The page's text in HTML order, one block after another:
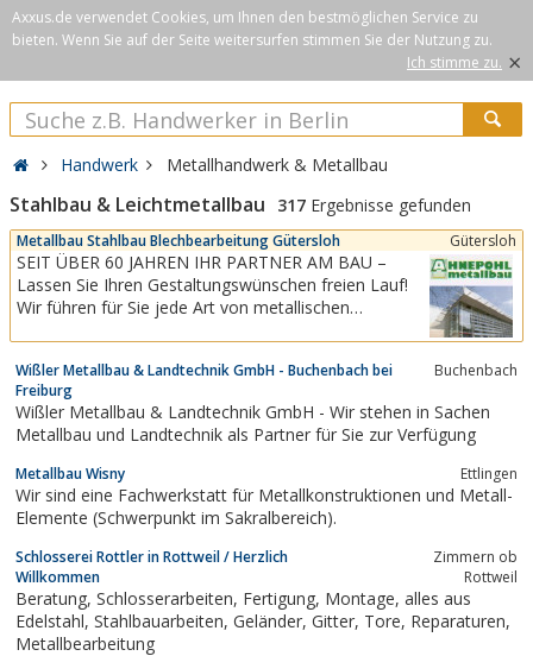
Axxus.de verwendet Cookies, um Ihnen den bestmöglichen Service zu
bieten. Wenn Sie auf der Seite weitersurfen stimmen Sie der Nutzung zu.
Ich stimme zu. ×
Handwerk Metallhandwerk & Metallbau
Stahlbau & Leichtmetallbau 317 Ergebnisse gefunden
Metallbau Stahlbau Blechbearbeitung Gütersloh Gütersloh
SEIT ÜBER 60 JAHREN IHR PARTNER AM BAU –
Lassen Sie Ihren Gestaltungswünschen freien Lauf!
Wir führen für Sie jede Art von metallischen
konstruierten Spezialanfertigung.Anregungen und
Wißler Metallbau & Landtechnik GmbH - Buchenbach bei
Freiburg
Buchenbach
Wißler Metallbau & Landtechnik GmbH - Wir stehen in Sachen
Metallbau und Landtechnik als Partner für Sie zur Verfügung
Metallbau Wisny Ettlingen
Wir sind eine Fachwerkstatt für Metallkonstruktionen und Metall-
Elemente (Schwerpunkt im Sakralbereich).
Schlosserei Rottler in Rottweil / Herzlich
Willkommen
Zimmern ob
Rottweil
Beratung, Schlosserarbeiten, Fertigung, Montage, alles aus
Edelstahl, Stahlbauarbeiten, Geländer, Gitter, Tore, Reparaturen,
Metallbearbeitung